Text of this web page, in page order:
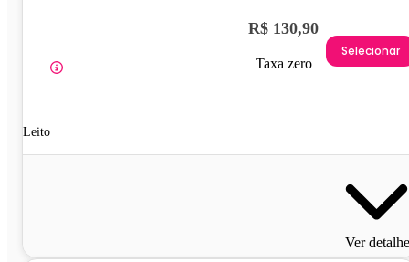
Leito
R$ 130,90
Taxa zero
Selecionar
Ver